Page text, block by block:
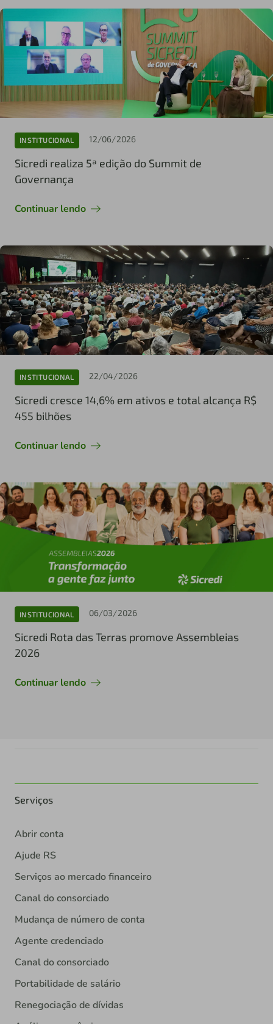
INSTITUCIONAL 12/06/2026
Sicredi realiza 5ª edição do Summit de
Governança
Continuar lendo
INSTITUCIONAL 22/04/2026
Sicredi cresce 14,6% em ativos e total alcança R$
455 bilhões
Continuar lendo
INSTITUCIONAL 06/03/2026
Sicredi Rota das Terras promove Assembleias
2026
Continuar lendo
Serviços
Abrir conta
Ajude RS
Serviços ao mercado financeiro
Canal do consorciado
Mudança de número de conta
Agente credenciado
Canal do consorciado
Portabilidade de salário
Renegociação de dívidas